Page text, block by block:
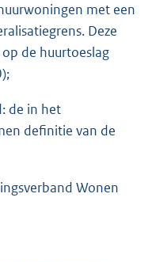
met een
Deze
de huurtoeslag
de in het
definitie van de
Wonen